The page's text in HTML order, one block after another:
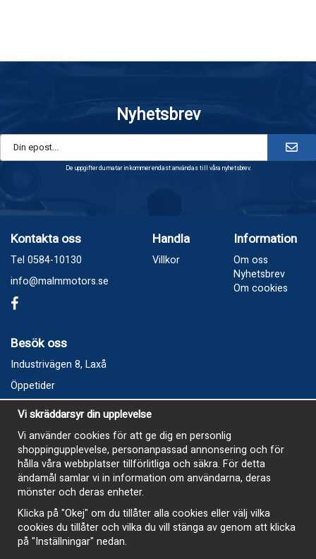
Nyhetsbrev
De uppgifter du matar in kommer endast användas till våra nyhetsbrev.
Kontakta oss
Tel 0584-10130
info@malmmotors.se
Handla
Villkor
Information
Om oss
Nyhetsbrev
Om cookies
Besök oss
Industrivägen 8, Laxå
Öppetider
Vecka 32
Måndag kl 9-12, kl 13 - 15
Onsdag kl 9-12, kl 13 - 15
Tisdag, Tordag och Fredag stängt
E-Handelsbutiken är öppen och paket skickas hela
sommaren
Vi skräddarsyr din upplevelse
Vi använder cookies för att ge dig en personlig
shoppingupplevelse, personanpassad annonsering och för
hålla våra webbplatser tillförlitliga och säkra. För detta
ändamål samlar vi in information om användarna, deras
mönster och deras enheter.
Klicka på "Okej" om du tillåter alla cookies eller välj vilka
cookies du tillåter och vilka du vill stänga av genom att klicka
på "Inställningar" nedan.